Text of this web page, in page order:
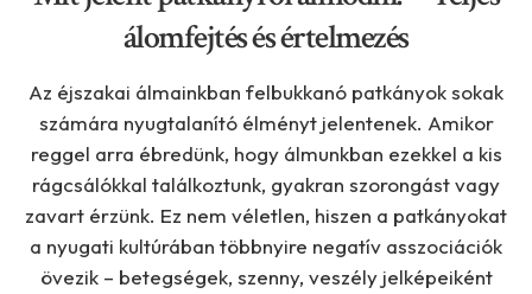
álomfejtés és értelmezés
Az éjszakai álmainkban felbukkanó patkányok sokak
számára nyugtalanító élményt jelentenek. Amikor
reggel arra ébredünk, hogy álmunkban ezekkel a kis
rágcsálókkal találkoztunk, gyakran szorongást vagy
zavart érzünk. Ez nem véletlen, hiszen a patkányokat
a nyugati kultúrában többnyire negatív asszociációk
övezik – betegségek, szenny, veszély jelképeiként